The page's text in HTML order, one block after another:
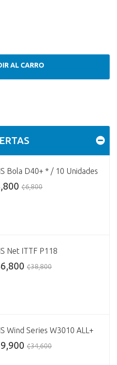
AL CARRO
Bola D40+ * / 10 Unidades
¢6,800
Net ITTF P118
¢38,800
Wind Series W3010 ALL+
¢34,600